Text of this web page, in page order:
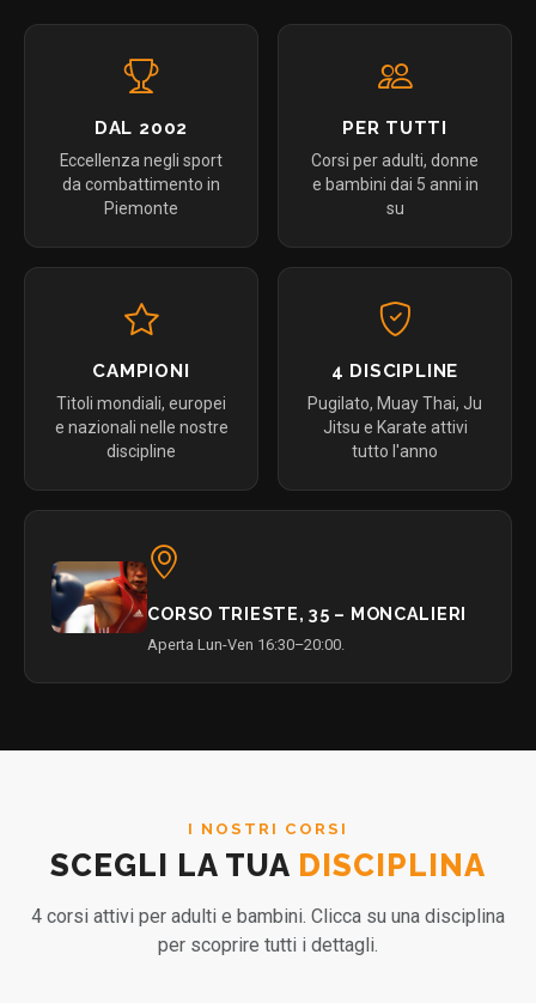
DAL 2002
Eccellenza negli sport
da combattimento in
Piemonte
PER TUTTI
Corsi per adulti, donne
e bambini dai 5 anni in
su
CAMPIONI
Titoli mondiali, europei
e nazionali nelle nostre
discipline
4 DISCIPLINE
Pugilato, Muay Thai, Ju
Jitsu e Karate attivi
tutto l'anno
CORSO TRIESTE, 35 – MONCALIERI
Aperta Lun-Ven 16:30–20:00.
I NOSTRI CORSI
SCEGLI LA TUA DISCIPLINA
4 corsi attivi per adulti e bambini. Clicca su una disciplina
per scoprire tutti i dettagli.